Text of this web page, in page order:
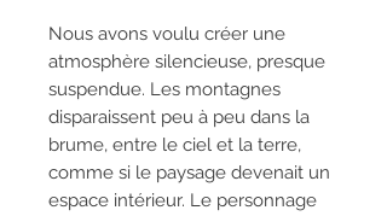
Nous avons voulu créer une
atmosphère silencieuse, presque
suspendue. Les montagnes
disparaissent peu à peu dans la
brume, entre le ciel et la terre,
comme si le paysage devenait un
espace intérieur. Le personnage